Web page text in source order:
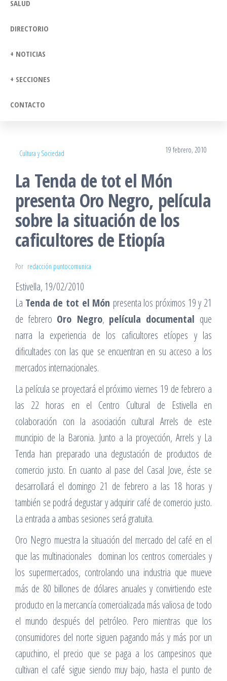
SALUD
DIRECTORIO
+ NOTICIAS
+ SECCIONES
CONTACTO
Cultura y Sociedad 19 febrero, 2010
La Tenda de tot el Món
presenta Oro Negro, película
sobre la situación de los
caficultores de Etiopía
Por redacción puntocomunica
Estivella, 19/02/2010
La Tenda de tot el Món presenta los próximos 19 y 21
de febrero Oro Negro, película documental que
narra la experiencia de los caficultores etíopes y las
dificultades con las que se encuentran en su acceso a los
mercados internacionales.
La película se proyectará el próximo viernes 19 de febrero a
las 22 horas en el Centro Cultural de Estivella en
colaboración con la asociación cultural Arrels de este
muncipio de la Baronia. Junto a la proyección, Arrels y La
Tenda han preparado una degustación de productos de
comercio justo. En cuanto al pase del Casal Jove, éste se
desarrollará el domingo 21 de febrero a las 18 horas y
también se podrá degustar y adquirir café de comercio justo.
La entrada a ambas sesiones será gratuita.
Oro Negro muestra la situación del mercado del café en el
que las multinacionales dominan los centros comerciales y
los supermercados, controlando una industria que mueve
más de 80 billones de dólares anuales y convirtiendo este
producto en la mercancía comercializada más valiosa de todo
el mundo después del petróleo. Pero mientras que los
consumidores del norte siguen pagando más y más por un
capuchino, el precio que se paga a los campesinos que
cultivan el café sigue siendo muy bajo, hasta el punto de